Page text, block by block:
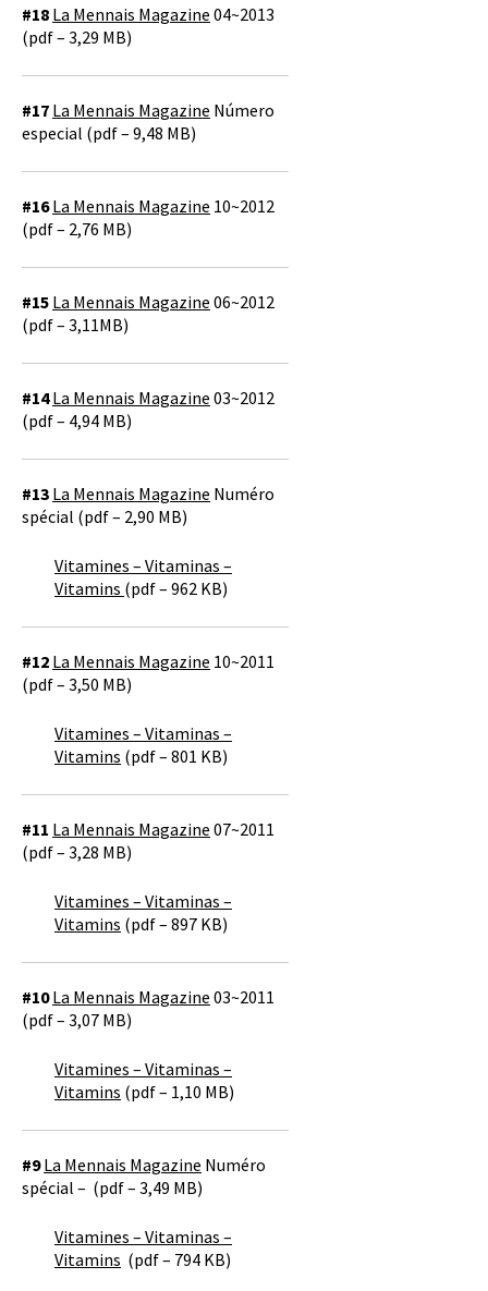
#18 La Mennais Magazine 04~2013
(pdf – 3,29 MB)
#17 La Mennais Magazine Número
especial (pdf – 9,48 MB)
#16 La Mennais Magazine 10~2012
(pdf – 2,76 MB)
#15 La Mennais Magazine 06~2012
(pdf – 3,11MB)
#14 La Mennais Magazine 03~2012
(pdf – 4,94 MB)
#13 La Mennais Magazine Numéro
spécial (pdf – 2,90 MB)
Vitamines – Vitaminas –
Vitamins (pdf – 962 KB)
#12 La Mennais Magazine 10~2011
(pdf – 3,50 MB)
Vitamines – Vitaminas –
Vitamins (pdf – 801 KB)
#11 La Mennais Magazine 07~2011
(pdf – 3,28 MB)
Vitamines – Vitaminas –
Vitamins (pdf – 897 KB)
#10 La Mennais Magazine 03~2011
(pdf – 3,07 MB)
Vitamines – Vitaminas –
Vitamins (pdf – 1,10 MB)
#9 La Mennais Magazine Numéro
spécial – (pdf – 3,49 MB)
Vitamines – Vitaminas –
Vitamins (pdf – 794 KB)